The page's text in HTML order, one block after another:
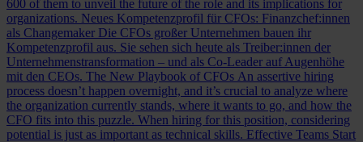
600 of them to unveil the future of the role and its implications for
organizations. Neues Kompetenzprofil für CFOs: Finanzchef:innen
als Changemaker Die CFOs großer Unternehmen bauen ihr
Kompetenzprofil aus. Sie sehen sich heute als Treiber:innen der
Unternehmenstransformation – und als Co-Leader auf Augenhöhe
mit den CEOs. The New Playbook of CFOs An assertive hiring
process doesn’t happen overnight, and it’s crucial to analyze where
the organization currently stands, where it wants to go, and how the
CFO fits into this puzzle. When hiring for this position, considering
potential is just as important as technical skills. Effective Teams Start